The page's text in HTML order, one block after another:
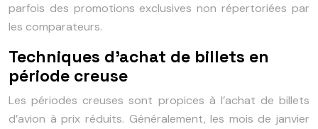
parfois des promotions exclusives non répertoriées par
les comparateurs.
Techniques d’achat de billets en
période creuse
Les périodes creuses sont propices à l’achat de billets
d’avion à prix réduits. Généralement, les mois de janvier